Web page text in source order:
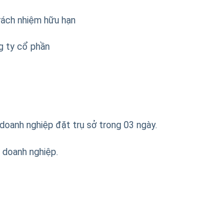
nhiệm hữu hạn
ty cổ phần
nghiệp đặt trụ sở trong 03 ngày.
nghiệp.